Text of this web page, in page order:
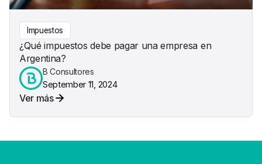
Impuestos
¿Qué impuestos debe pagar una empresa en
Argentina?
B Consultores
September 11, 2024
Ver más